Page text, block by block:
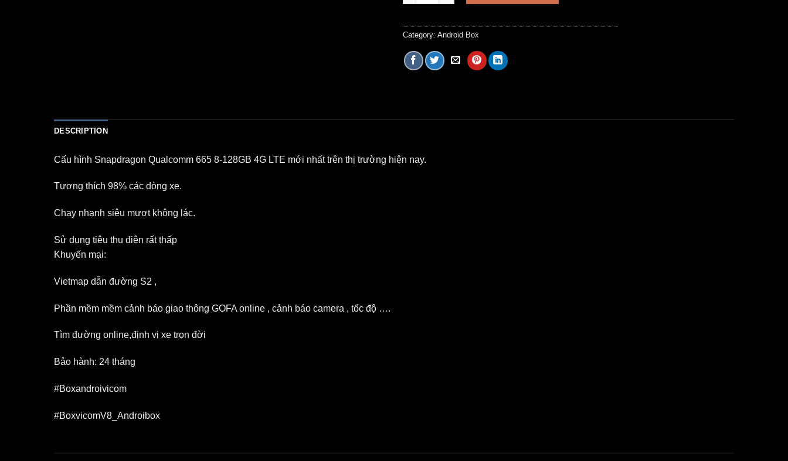
Category: Android Box
DESCRIPTION
Cấu hình Snapdragon Qualcomm 665 8-128GB 4G LTE mới nhất trên thị trường hiện nay.
Tương thích 98% các dòng xe.
Chạy nhanh siêu mượt không lác.
Sử dụng tiêu thụ điện rất thấp
Khuyến mại:
Vietmap dẫn đường S2 ,
Phần mềm mềm cảnh báo giao thông GOFA online , cảnh báo camera , tốc độ ….
Tìm đường online,định vị xe trọn đời
Bảo hành: 24 tháng
#Boxandroivicom
#BoxvicomV8_Androibox